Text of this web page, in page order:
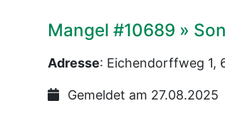
Mangel #10689 »
Adresse: Eichendorffweg 1,
Gemeldet am 27.08.2025